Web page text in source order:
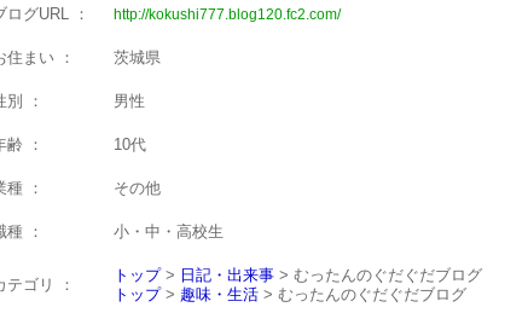
ログURL ： http://kokushi777.blog120.fc2.com/
住まい ： 茨城県
別 ： 男性
齢 ： 10代
種 ： その他
種 ： 小・中・高校生
テゴリ ：
トップ> 日記・出来事 > むったんのぐだぐだブログ
トップ> 趣味・生活 > むったんのぐだぐだブログ